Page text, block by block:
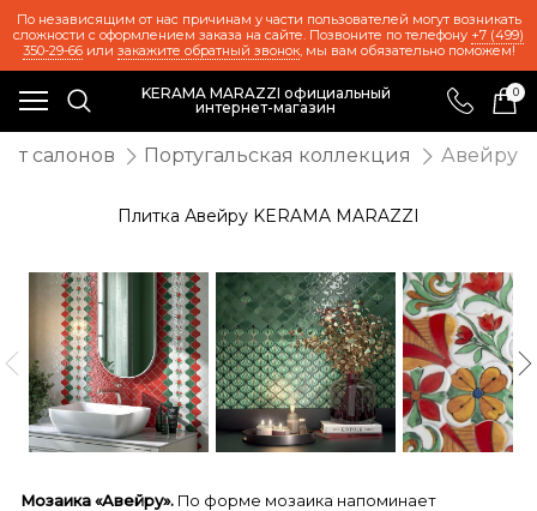
По независящим от нас причинам у части пользователей могут возникать
сложности с оформлением заказа на сайте. Позвоните по телефону +7 (499)
350-29-66или закажите обратный звонок, мы вам обязательно поможем!
KERAMA MARAZZI официальный
интернет-магазин
0
салонов Португальская коллекция Авейру
Плитка Авейру KERAMA MARAZZI
Мозаика «Авейру». По форме мозаика напоминает